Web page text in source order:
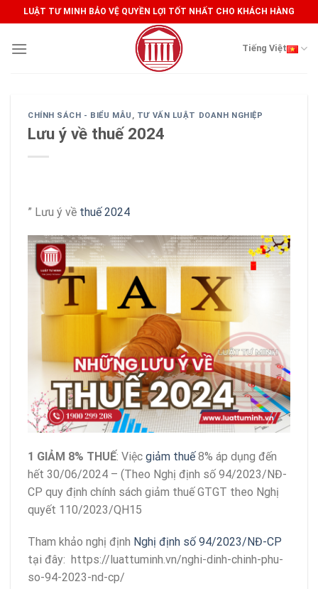
to
content
LUẬT TƯ MINH BẢO VỆ QUYỀN LỢI TỐT NHẤT CHO KHÁCH HÀNG
Tiếng Việt
CHÍNH SÁCH - BIỂU MẪU , TƯ VẤN LUẬT DOANH NGHIỆP
Lưu ý về thuế 2024
” Lưu ý về thuế 2024
1 GIẢM 8% THUẾ: Việc giảm thuế8% áp dụng đến
hết 30/06/2024 – (Theo Nghị định số 94/2023/NĐ-
CP quy định chính sách giảm thuế GTGT theo Nghị
quyết 110/2023/QH15
Tham khảo nghị định Nghị định số 94/2023/NĐ-CP
tại đây: https://luattuminh.vn/nghi-dinh-chinh-phu-
so-94-2023-nd-cp/